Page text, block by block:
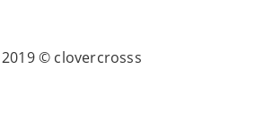
2019 © clovercrosss